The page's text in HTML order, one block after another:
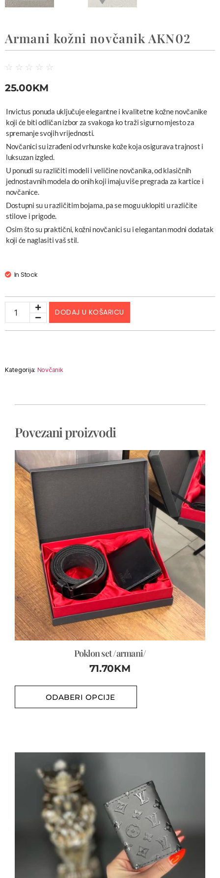
Armani kožni novčanik AKN02
☆ ☆ ☆ ☆ ☆
25.00KM
Invictus ponuda uključuje elegantne i kvalitetne kožne novčanike
koji će biti odličan izbor za svakoga ko traži sigurno mjesto za
spremanje svojih vrijednosti.
Novčanici su izrađeni od vrhunske kože koja osigurava trajnost i
luksuzan izgled.
U ponudi su različiti modeli i veličine novčanika, od klasičnih
jednostavnih modela do onih koji imaju više pregrada za kartice i
novčanice.
Dostupni su u različitim bojama, pa se mogu uklopiti u različite
stilove i prigode.
Osim što su praktični, kožni novčanici su i elegantan modni dodatak
koji će naglasiti vaš stil.
In Stock
DODAJ U KOŠARICU
Kategorija: Novčanik
Povezani proizvodi
Poklon set /armani/
71.70KM
ODABERI OPCIJE